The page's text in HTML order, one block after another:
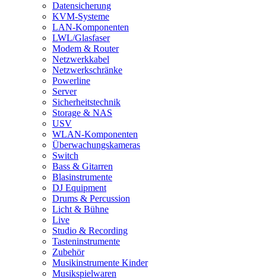
Datensicherung
KVM-Systeme
LAN-Komponenten
LWL/Glasfaser
Modem & Router
Netzwerkkabel
Netzwerkschränke
Powerline
Server
Sicherheitstechnik
Storage & NAS
USV
WLAN-Komponenten
Überwachungskameras
Switch
Bass & Gitarren
Blasinstrumente
DJ Equipment
Drums & Percussion
Licht & Bühne
Live
Studio & Recording
Tasteninstrumente
Zubehör
Musikinstrumente Kinder
Musikspielwaren